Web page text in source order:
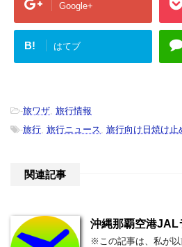
Google+
B! はてブ
-旅ワザ 旅行情報
-旅行 旅行ニュース 旅行向け日焼け止
関連記事
沖縄那覇空港JAL
※この記事は、私が